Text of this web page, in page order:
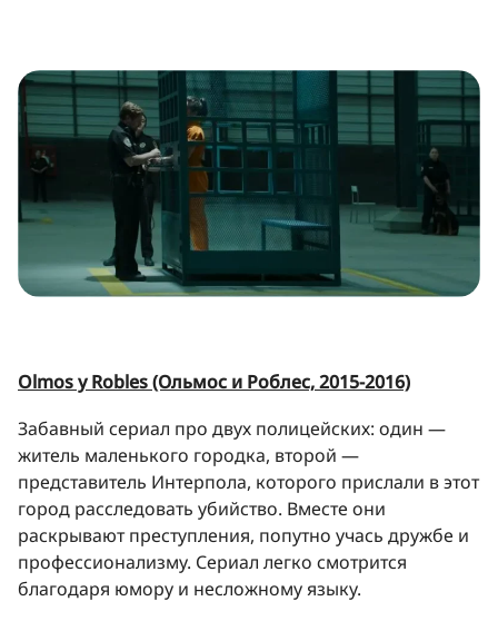
Olmos y Robles (Ольмос и Роблес, 2015-2016)
Забавный сериал про двух полицейских: один —
житель маленького городка, второй —
представитель Интерпола, которого прислали в этот
город расследовать убийство. Вместе они
раскрывают преступления, попутно учась дружбе и
профессионализму. Сериал легко смотрится
благодаря юмору и несложному языку.